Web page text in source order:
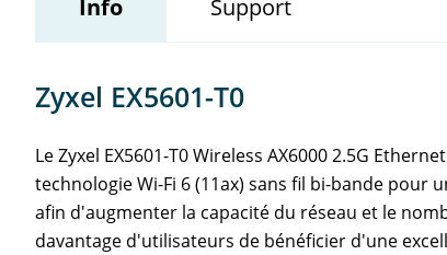
Info Support
Zyxel EX5601-T0
Le Zyxel EX5601-T0 Wireless AX6000 2.5G
technologie Wi-Fi 6 (11ax) sans fil bi-bande pour
afin d'augmenter la capacité du réseau et le
davantage d'utilisateurs de bénéficier d'une